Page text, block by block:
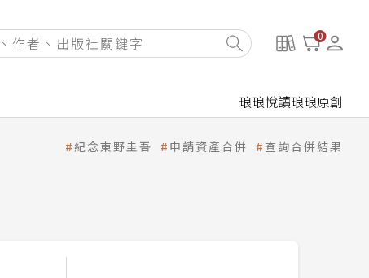
0
琅琅悅讀琅琅原創
紀念東野圭吾 申請資產合併 查詢合併結果